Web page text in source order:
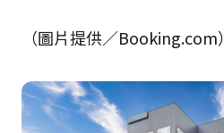
（圖片提供／Booking.com）